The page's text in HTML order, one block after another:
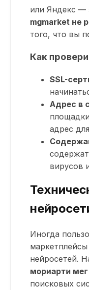
или Яндекс —
mgmarket не
того, что вы
Как
SSL-
Адрес в
адрес
вирусов
Иногда
нейросетей.
мориарти мег
поисковых